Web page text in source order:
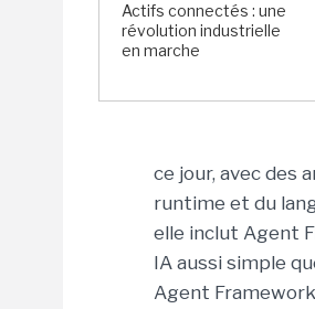
Actifs connectés : une
révolution industrielle
en marche
ce jour, avec des
runtime et du
elle inclut Agent
IA aussi simple
Agent